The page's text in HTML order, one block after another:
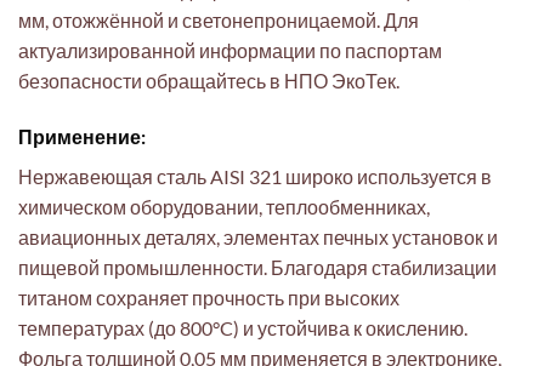
мм, отожжённой и светонепроницаемой. Для
актуализированной информации по паспортам
безопасности обращайтесь в НПО ЭкоТек.
Применение:
Нержавеющая сталь AISI 321 широко используется в
химическом оборудовании, теплообменниках,
авиационных деталях, элементах печных установок и
пищевой промышленности. Благодаря стабилизации
титаном сохраняет прочность при высоких
температурах (до 800°C) и устойчива к окислению.
Фольга толщиной 0,05 мм применяется в электронике,